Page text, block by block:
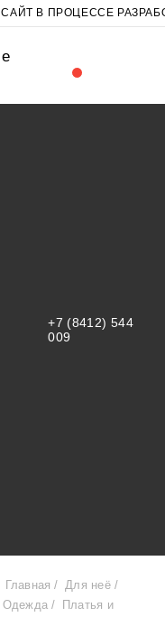
САЙТ В ПРОЦЕССЕ
+7 (8412) 544
009
Главная
Для неё
Одежда
Платья и